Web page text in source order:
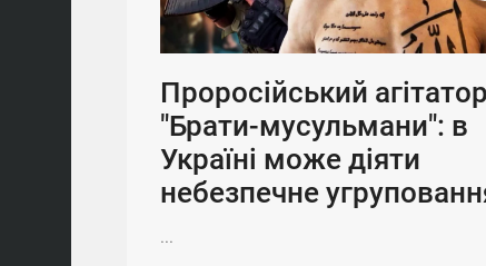
Проросійський агітатор
"Брати-мусульмани": в
Україні може діяти
небезпечне
...